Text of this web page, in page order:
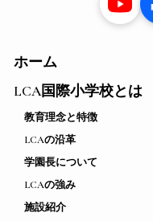
ホーム
LCA国際小学校とは
教育理念と特徴
LCAの沿革
学園長について
LCAの強み
施設紹介